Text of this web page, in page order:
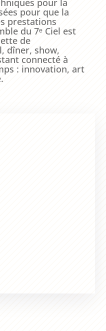
pour la
pour que la
prestations
du 7ᵉ Ciel est
de
dîner, show,
connecté à
: innovation, art